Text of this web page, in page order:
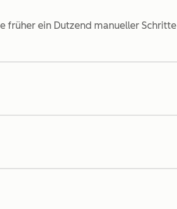
früher ein Dutzend manueller Schritte